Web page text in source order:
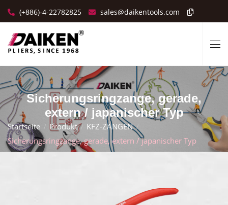
(+886)-4-22782825 sales@daikentools.com
Sicherungsringzange, gerade,
extern / japanischer Typ
Startseite Produkt
KFZ-ZANGEN
Sicherungsringzange, gerade, extern / japanischer Typ